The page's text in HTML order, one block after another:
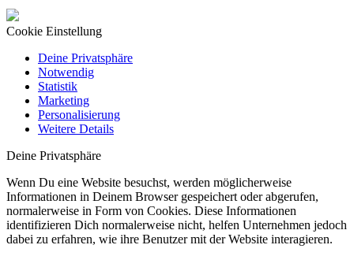
Cookie Einstellung
Deine Privatsphäre
Notwendig
Statistik
Marketing
Personalisierung
Weitere Details
Deine Privatsphäre
Wenn Du eine Website besuchst, werden möglicherweise
Informationen in Deinem Browser gespeichert oder abgerufen,
normalerweise in Form von Cookies. Diese Informationen
identifizieren Dich normalerweise nicht, helfen Unternehmen jedoch
dabei zu erfahren, wie ihre Benutzer mit der Website interagieren.